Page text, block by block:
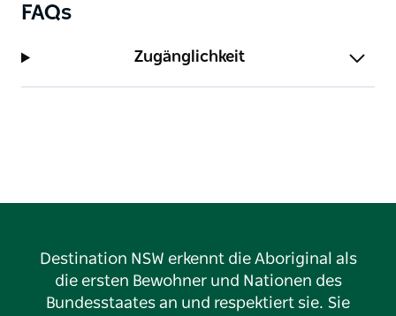
FAQs
Zugänglichkeit
Destination NSW erkennt die Aboriginal als
die ersten Bewohner und Nationen des
Bundesstaates an und respektiert sie. Sie